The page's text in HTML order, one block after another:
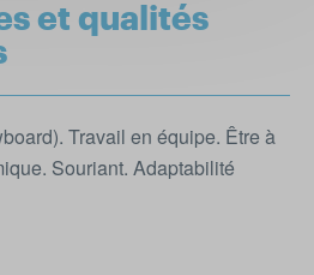
et qualités
Travail en équipe. Être à
Souriant. Adaptabilité